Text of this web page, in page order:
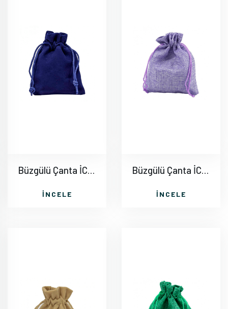
Büzgülü Çanta İC011
İNCELE
Büzgülü Çanta İC012
İNCELE